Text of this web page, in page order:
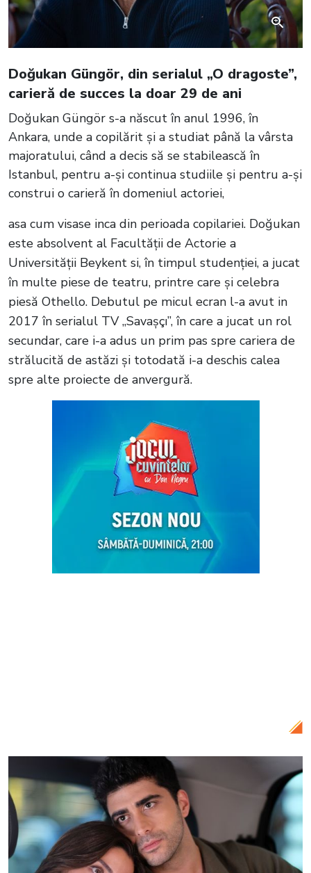
Doğukan Güngör, din serialul „O dragoste”,
carieră de succes la doar 29 de ani
Doğukan Güngör s-a născut în anul 1996, în
Ankara, unde a copilărit și a studiat până la vârsta
majoratului, când a decis să se stabilească în
Istanbul, pentru a-și continua studiile și pentru a-și
construi o carieră în domeniul actoriei,
asa cum visase inca din perioada copilariei. Doğukan
este absolvent al Facultății de Actorie a
Universității Beykent si, în timpul studenției, a jucat
în multe piese de teatru, printre care și celebra
piesă Othello. Debutul pe micul ecran l-a avut in
2017 în serialul TV „Savaşçı”, în care a jucat un rol
secundar, care i-a adus un prim pas spre cariera de
strălucită de astăzi și totodată i-a deschis calea
spre alte proiecte de anvergură.